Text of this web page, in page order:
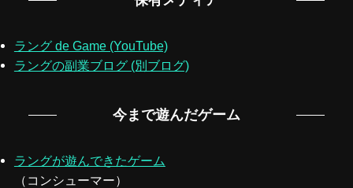
ラング de Game (YouTube)
ラングの副業ブログ (別ブログ)
今まで遊んだゲーム
ラングが遊んできたゲーム
（コンシューマー）